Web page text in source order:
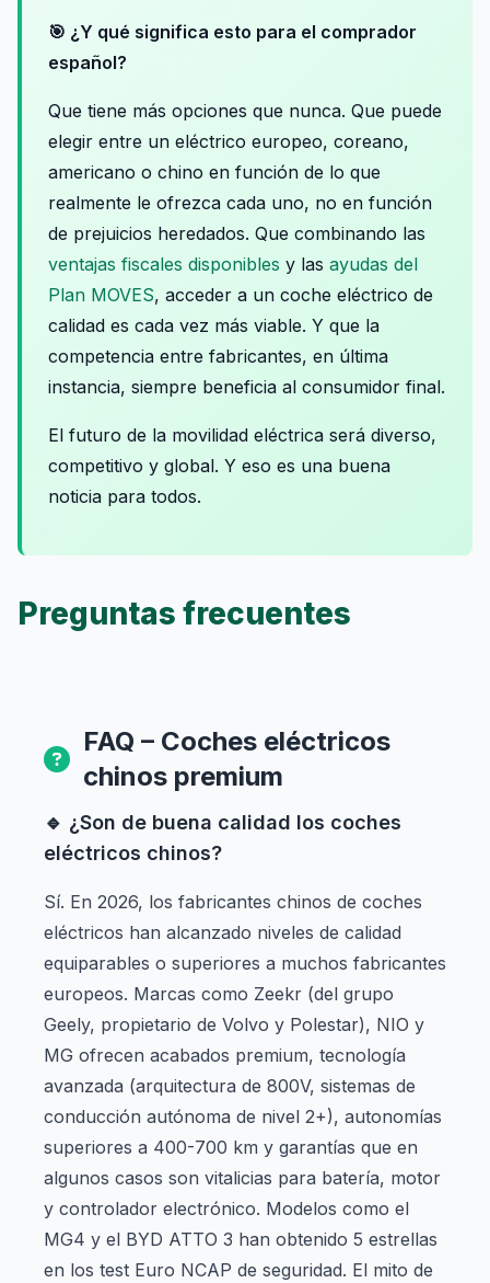
🎯 ¿Y qué significa esto para el comprador
español?
Que tiene más opciones que nunca. Que puede
elegir entre un eléctrico europeo, coreano,
americano o chino en función de lo que
realmente le ofrezca cada uno, no en función
de prejuicios heredados. Que combinando las
ventajas fiscales disponibles y las ayudas del
Plan MOVES, acceder a un coche eléctrico de
calidad es cada vez más viable. Y que la
competencia entre fabricantes, en última
instancia, siempre beneficia al consumidor final.
El futuro de la movilidad eléctrica será diverso,
competitivo y global. Y eso es una buena
noticia para todos.
Preguntas frecuentes
FAQ – Coches eléctricos
chinos premium
🔹 ¿Son de buena calidad los coches
eléctricos chinos?
Sí. En 2026, los fabricantes chinos de coches
eléctricos han alcanzado niveles de calidad
equiparables o superiores a muchos fabricantes
europeos. Marcas como Zeekr (del grupo
Geely, propietario de Volvo y Polestar), NIO y
MG ofrecen acabados premium, tecnología
avanzada (arquitectura de 800V, sistemas de
conducción autónoma de nivel 2+), autonomías
superiores a 400-700 km y garantías que en
algunos casos son vitalicias para batería, motor
y controlador electrónico. Modelos como el
MG4 y el BYD ATTO 3 han obtenido 5 estrellas
en los test Euro NCAP de seguridad. El mito de